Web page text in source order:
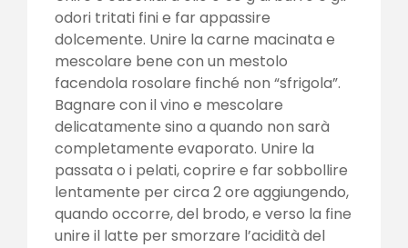
odori tritati fini e far appassire
dolcemente. Unire la carne macinata e
mescolare bene con un mestolo
facendola rosolare finché non “sfrigola”.
Bagnare con il vino e mescolare
delicatamente sino a quando non sarà
completamente evaporato. Unire la
passata o i pelati, coprire e far sobbollire
lentamente per circa 2 ore aggiungendo,
quando occorre, del brodo, e verso la fine
unire il latte per smorzare l’acidità del